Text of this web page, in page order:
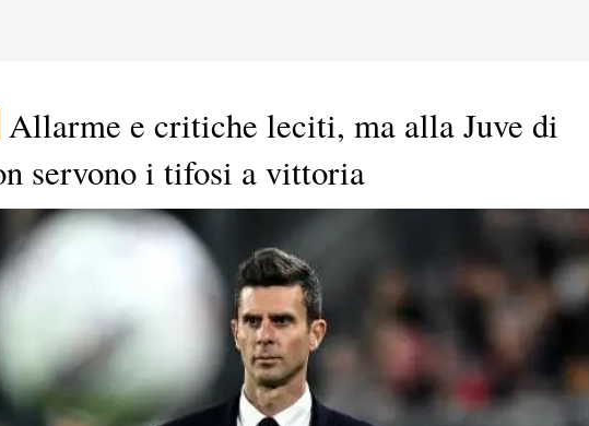
Allarme e critiche leciti, ma alla Juve di
servono i tifosi a vittoria